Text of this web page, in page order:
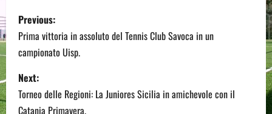
P
o
s
t
Previous:
Prima vittoria in assoluto del Tennis Club Savoca in un
campionato Uisp.
Next:
Torneo delle Regioni: La Juniores Sicilia in amichevole con il
Catania Primavera.